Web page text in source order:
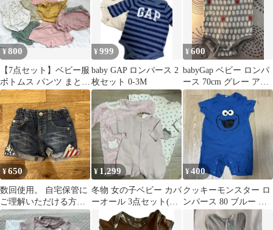
¥800
【7点セット】ベビー服
ボトムス パンツ まとめ
売り 80cm
¥999
baby GAP ロンパース 2
枚セット 0-3M
¥600
babyGap ベビー ロンパ
ース 70cm グレー アイ
ス柄
¥650
数回使用。 自宅保管に
ご理解いただける方、
ご購入よろしくお願い
いたします。
¥ 1,299
冬物 女の子ベビー カバ
ーオール 3点セット(50-
¥400
クッキーモンスター ロ
ンパース 80 ブルー 半
袖 カバーオール 綿
100%